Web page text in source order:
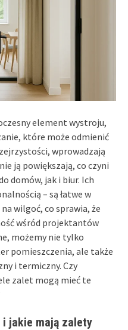
element wystroju,
które może odmienić
wprowadzają
ją powiększają, co czyni
domów, jak i biur. Ich
– są łatwe w
wilgoć, co sprawia, że
wśród projektantów
możemy nie tylko
pomieszczenia, ale także
i termiczny. Czy
zalet mogą mieć te
jakie mają zalety